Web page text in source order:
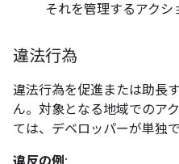
それを管理するアクシ
違法行為
違法行為を促進または助長
ん。対象となる地域でのア
ては、デベロッパーが単独